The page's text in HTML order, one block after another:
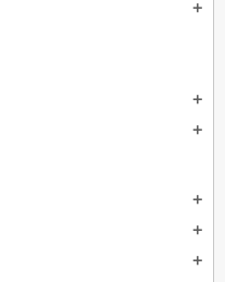
add
add
add
add
add
add